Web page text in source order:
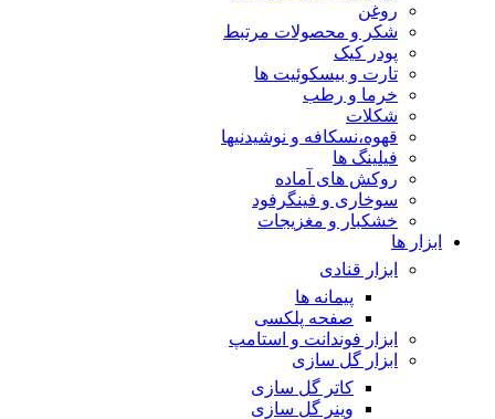
روغن
شکر و محصولات مرتبط
پودر کیک
تارت و بیسکوئیت ها
خرما و رطب
شکلات
قهوه،نسکافه و نوشیدنیها
فیلینگ ها
روکش های آماده
سوخاری و فینگرفود
خشکبار و مغزیجات
ابزار ها
ابزار قنادی
پیمانه ها
صفحه پلکسی
ابزار فوندانت و استامپ
ابزار گل سازی
کاتر گل سازی
وینر گل سازی